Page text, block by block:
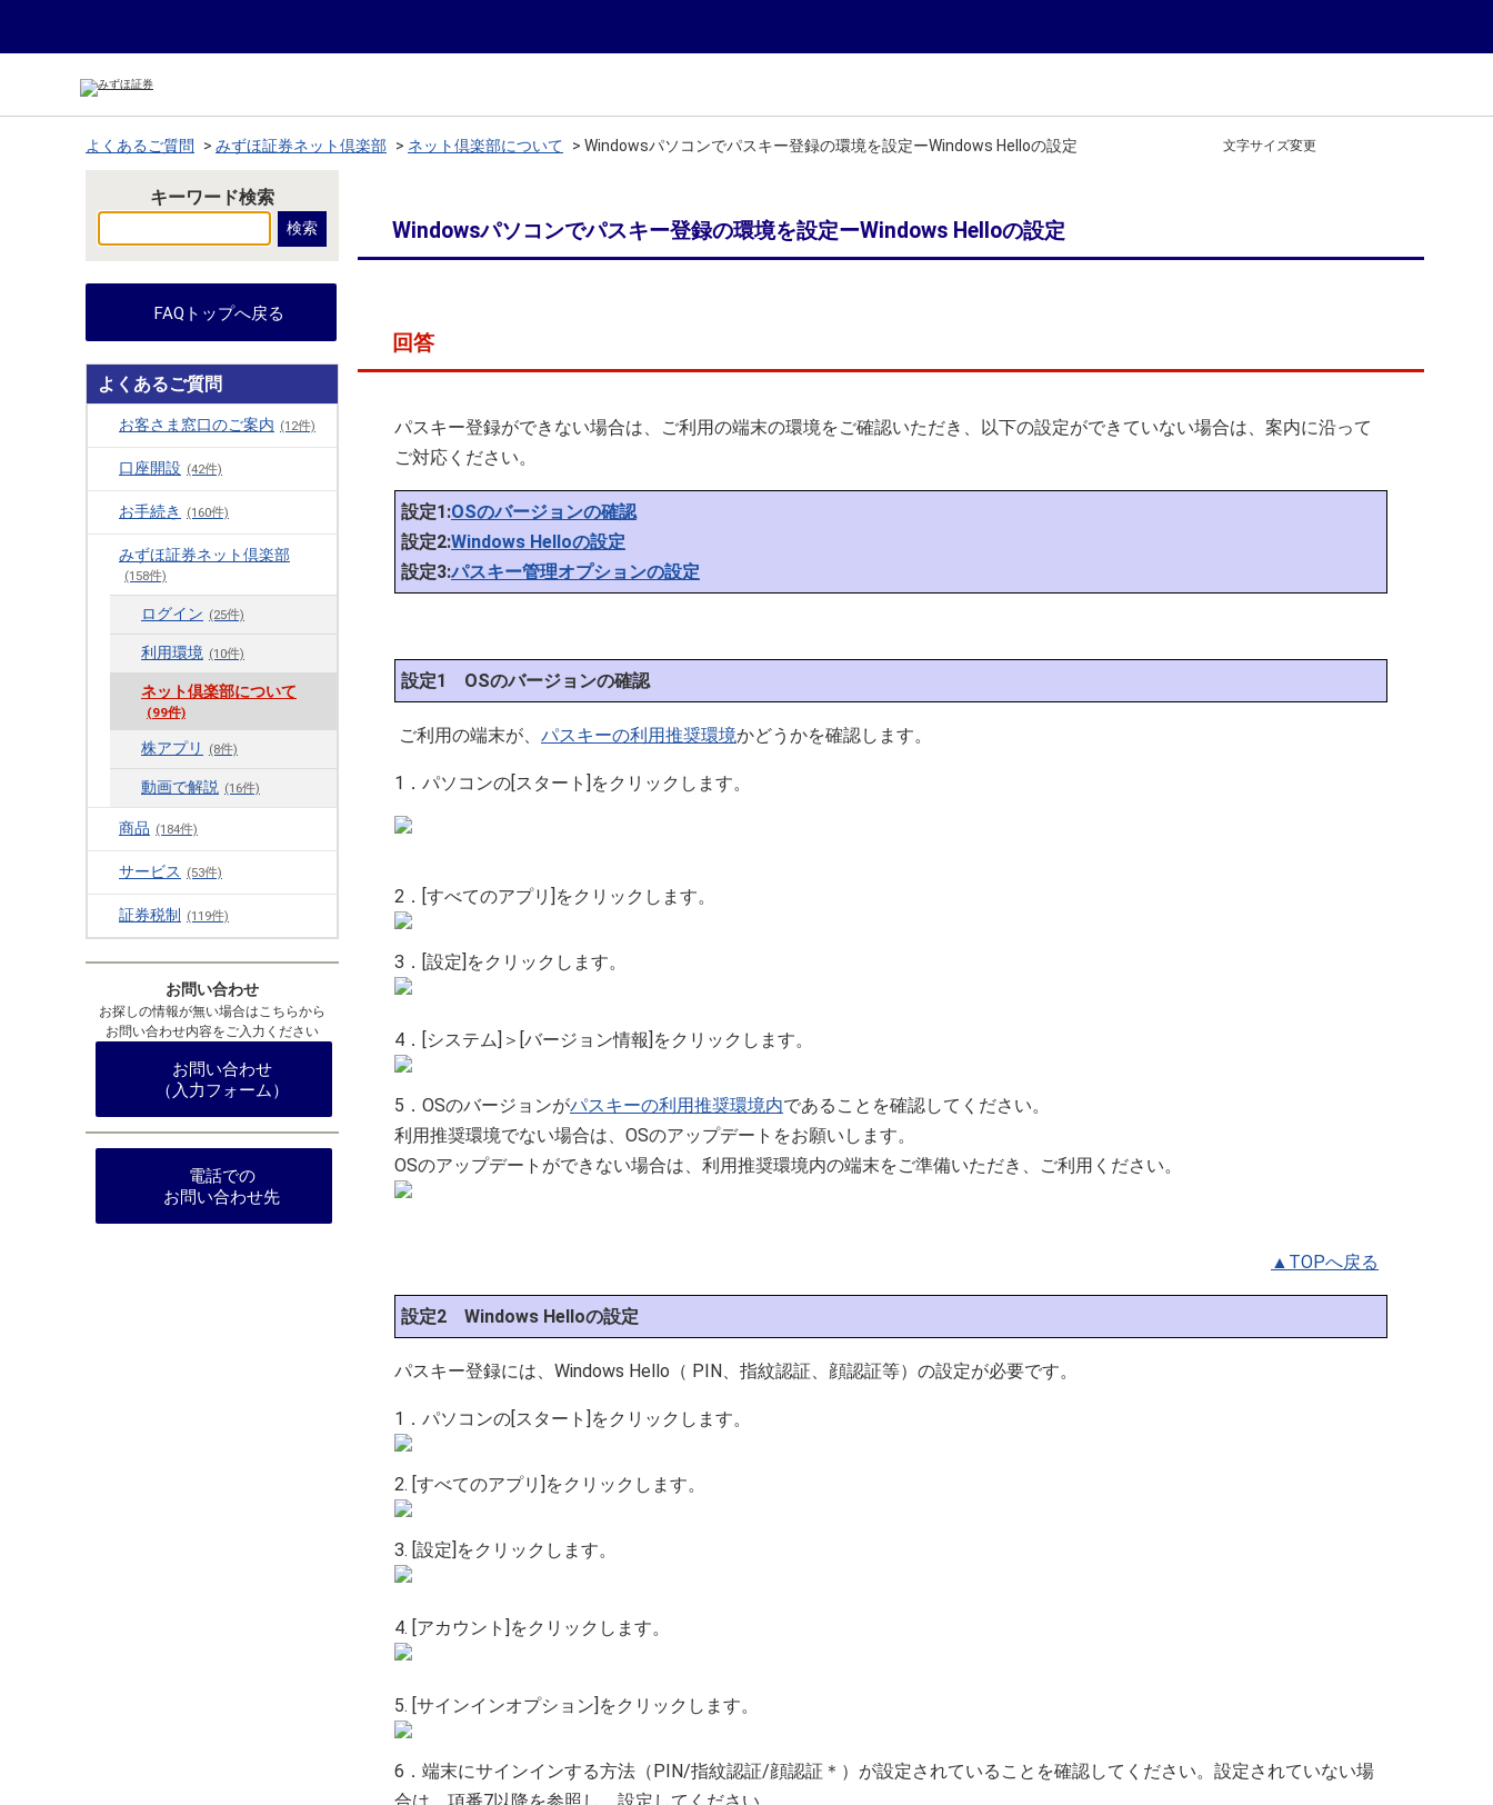
文字サイズ変更
よくあるご質問 > みずほ証券ネット倶楽部 > ネット倶楽部について > Windowsパソコンでパスキー登録の環境を設定ーWindows Helloの設定
キーワード検索
FAQトップへ戻る
よくあるご質問
お客さま窓口のご案内 (12件)
口座開設 (42件)
お手続き (160件)
みずほ証券ネット倶楽部
(158件)
ログイン (25件)
利用環境 (10件)
ネット倶楽部について
(99件)
株アプリ (8件)
動画で解説 (16件)
商品 (184件)
サービス (53件)
証券税制 (119件)
お問い合わせ
お探しの情報が無い場合はこちらから
お問い合わせ内容をご入力ください
お問い合わせ
（入力フォーム）
電話での
お問い合わせ先
Windowsパソコンでパスキー登録の環境を設定ーWindows Helloの設定
回答
パスキー登録ができない場合は、ご利用の端末の環境をご確認いただき、以下の設定ができていない場合は、案内に沿って
ご対応ください。
設定1:OSのバージョンの確認
設定2:Windows Helloの設定
設定3:パスキー管理オプションの設定
設定1 OSのバージョンの確認
ご利用の端末が、 パスキーの利用推奨環境かどうかを確認します。
1．パソコンの[スタート]をクリックします。
2．[すべてのアプリ]をクリックします。
3．[設定]をクリックします。
4．[システム]＞[バージョン情報]をクリックします。
5．OSのバージョンがパスキーの利用推奨環境内であることを確認してください。
利用推奨環境でない場合は、OSのアップデートをお願いします。
OSのアップデートができない場合は、利用推奨環境内の端末をご準備いただき、ご利用ください。
▲TOPへ戻る
設定2 Windows Helloの設定
パスキー登録には、Windows Hello（ PIN、指紋認証、顔認証等）の設定が必要です。
1．パソコンの[スタート]をクリックします。
2. [すべてのアプリ]をクリックします。
3. [設定]をクリックします。
4. [アカウント]をクリックします。
5. [サインインオプション]をクリックします。
6．端末にサインインする方法（PIN/指紋認証/顔認証＊）が設定されていることを確認してください。設定されていない場